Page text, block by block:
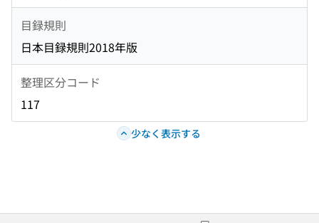
目録規則
日本目録規則2018年版
整理区分コード
117
少なく表示する